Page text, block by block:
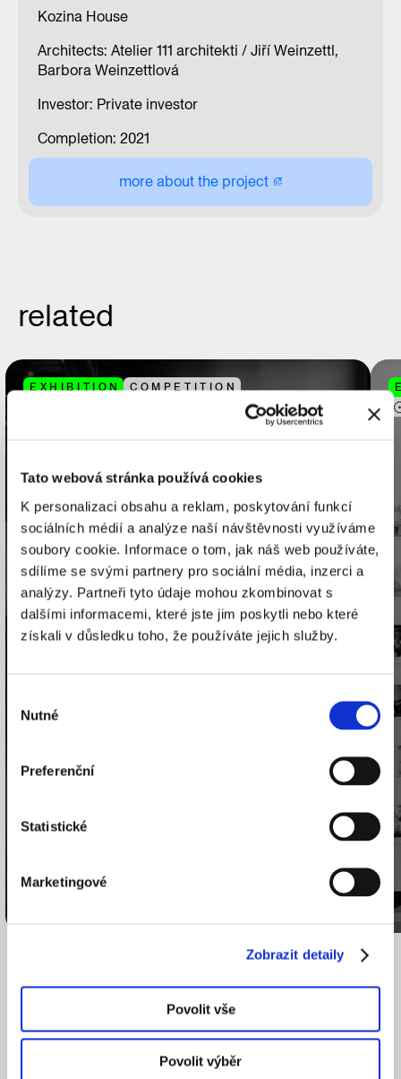
Tato webová stránka používá cookies
K personalizaci obsahu a reklam, poskytování funkcí
sociálních médií a analýze naší návštěvnosti využíváme
soubory cookie. Informace o tom, jak náš web používáte,
sdílíme se svými partnery pro sociální média, inzerci a
analýzy. Partneři tyto údaje mohou zkombinovat s
dalšími informacemi, které jste jim poskytli nebo které
získali v důsledku toho, že používáte jejich služby.
souhlasu
Nutné
Preferenční
Statistické
Marketingové
Zobrazit detaily
Povolit vše
Povolit výběr
Kozina House
Architects: Atelier 111 architekti / Jiří Weinzettl,
Barbora Weinzettlová
Investor: Private investor
Completion: 2021
more about the project
related
EXHIBITION COMPETITION
Czech Architecture
Award 2025